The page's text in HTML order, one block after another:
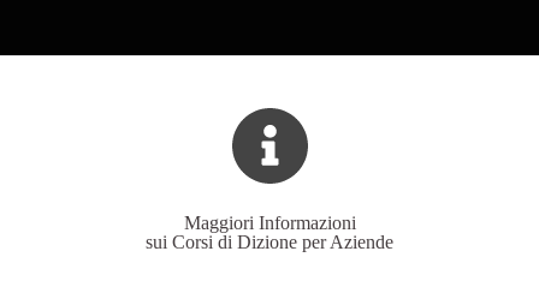
Maggiori Informazioni
sui Corsi di Dizione per Aziende